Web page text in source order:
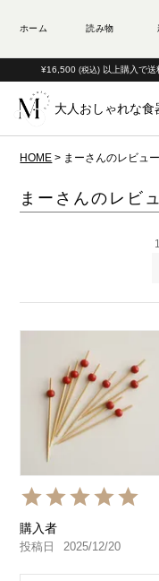
¥16,500 (税込) 以上購入で送
大人おしゃれな
HOME まーさんのレビュー
まーさんのレビ
購入者
投稿日 2025/12/20